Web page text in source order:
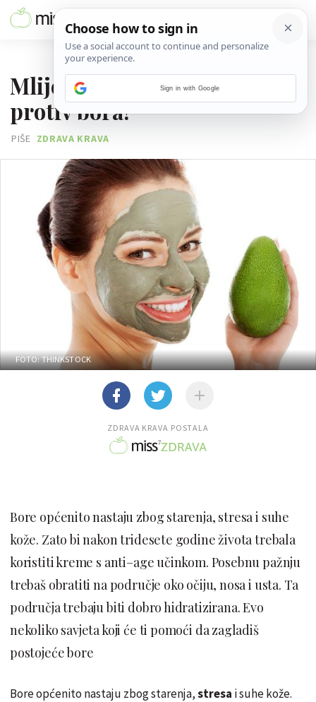
Mlijeko i limeta - recept
protiv bora!
PIŠE ZDRAVA KRAVA
FOTO: THINKSTOCK
ZDRAVA KRAVA POSTALA
Bore općenito nastaju zbog starenja, stresa i suhe
kože. Zato bi nakon tridesete godine života trebala
koristiti kreme s anti–age učinkom. Posebnu pažnju
trebaš obratiti na područje oko očiju, nosa i usta. Ta
područja trebaju biti dobro hidratizirana. Evo
nekoliko savjeta koji će ti pomoći da zagladiš
postojeće bore
Bore općenito nastaju zbog starenja,stresa i suhe kože.
Sign in with Google